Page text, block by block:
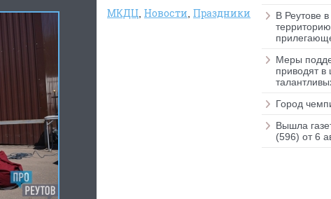
МКДЦ Новости Праздники
В Реутове
Меры
приводят
Город
Вышла
(596) от 6